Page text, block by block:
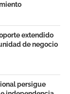
extendido
de negocio
persigue